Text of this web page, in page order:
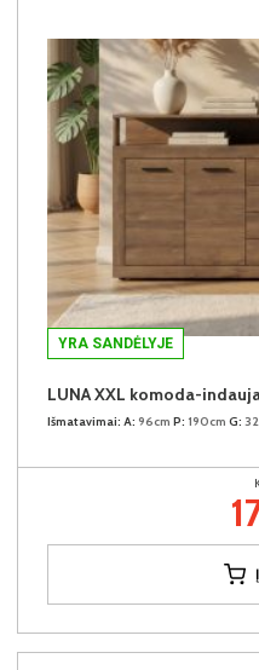
YRA SANDĖLYJE
LUNA XXL komoda-
Išmatavimai: A: 96cm P: 190cm G: